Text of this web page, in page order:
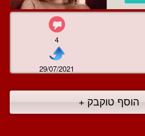
4
29/07/2021
הוסף טוקבק +